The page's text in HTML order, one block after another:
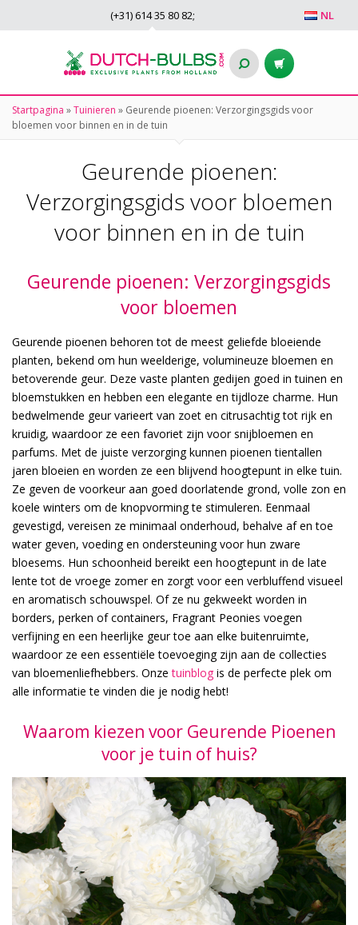
NL
(+31) 614 35 80 82;
Startpagina »Tuinieren » Geurende pioenen: Verzorgingsgids voor
bloemen voor binnen en in de tuin
Geurende pioenen:
Verzorgingsgids voor bloemen
voor binnen en in de tuin
Geurende pioenen: Verzorgingsgids
voor bloemen
Geurende pioenen behoren tot de meest geliefde bloeiende
planten, bekend om hun weelderige, volumineuze bloemen en
betoverende geur. Deze vaste planten gedijen goed in tuinen en
bloemstukken en hebben een elegante en tijdloze charme. Hun
bedwelmende geur varieert van zoet en citrusachtig tot rijk en
kruidig, waardoor ze een favoriet zijn voor snijbloemen en
parfums. Met de juiste verzorging kunnen pioenen tientallen
jaren bloeien en worden ze een blijvend hoogtepunt in elke tuin.
Ze geven de voorkeur aan goed doorlatende grond, volle zon en
koele winters om de knopvorming te stimuleren. Eenmaal
gevestigd, vereisen ze minimaal onderhoud, behalve af en toe
water geven, voeding en ondersteuning voor hun zware
bloesems. Hun schoonheid bereikt een hoogtepunt in de late
lente tot de vroege zomer en zorgt voor een verbluffend visueel
en aromatisch schouwspel. Of ze nu gekweekt worden in
borders, perken of containers, Fragrant Peonies voegen
verfijning en een heerlijke geur toe aan elke buitenruimte,
waardoor ze een essentiële toevoeging zijn aan de collecties
van bloemenliefhebbers. Onzetuinblog is de perfecte plek om
alle informatie te vinden die je nodig hebt!
Waarom kiezen voor Geurende Pioenen
voor je tuin of huis?